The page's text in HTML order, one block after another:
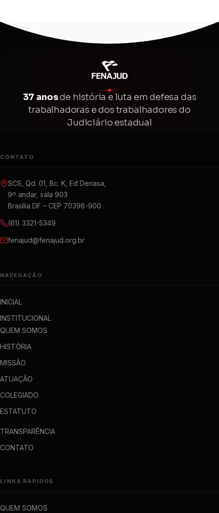
37 anosde história e luta em defesa das
trabalhadoras e dos trabalhadores do
Judiciário estadual
CONTATO
SCS, Qd. 01, Bc. K, Ed Denasa,
9º andar, sala 903
Brasília DF – CEP 70398-900
(61) 3321-5349
fenajud@fenajud.org.br
NAVEGAÇÃO
INICIAL
INSTITUCIONAL
QUEM SOMOS
HISTÓRIA
MISSÃO
ATUAÇÃO
COLEGIADO
ESTATUTO
TRANSPARÊNCIA
CONTATO
LINKS RÁPIDOS
QUEM SOMOS